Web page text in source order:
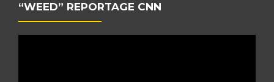
“WEED” REPORTAGE CNN